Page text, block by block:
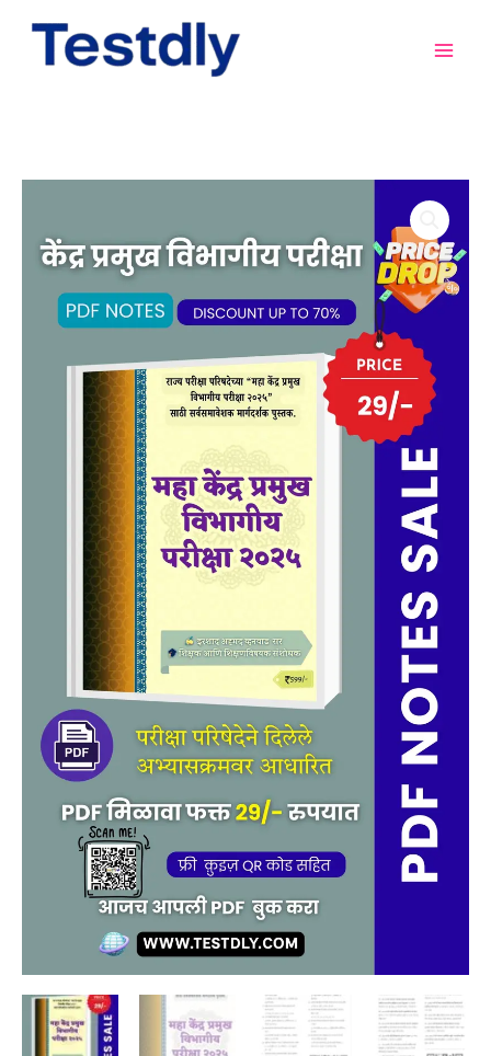
Skip
केंद्र
प्रमुख
विभागीय